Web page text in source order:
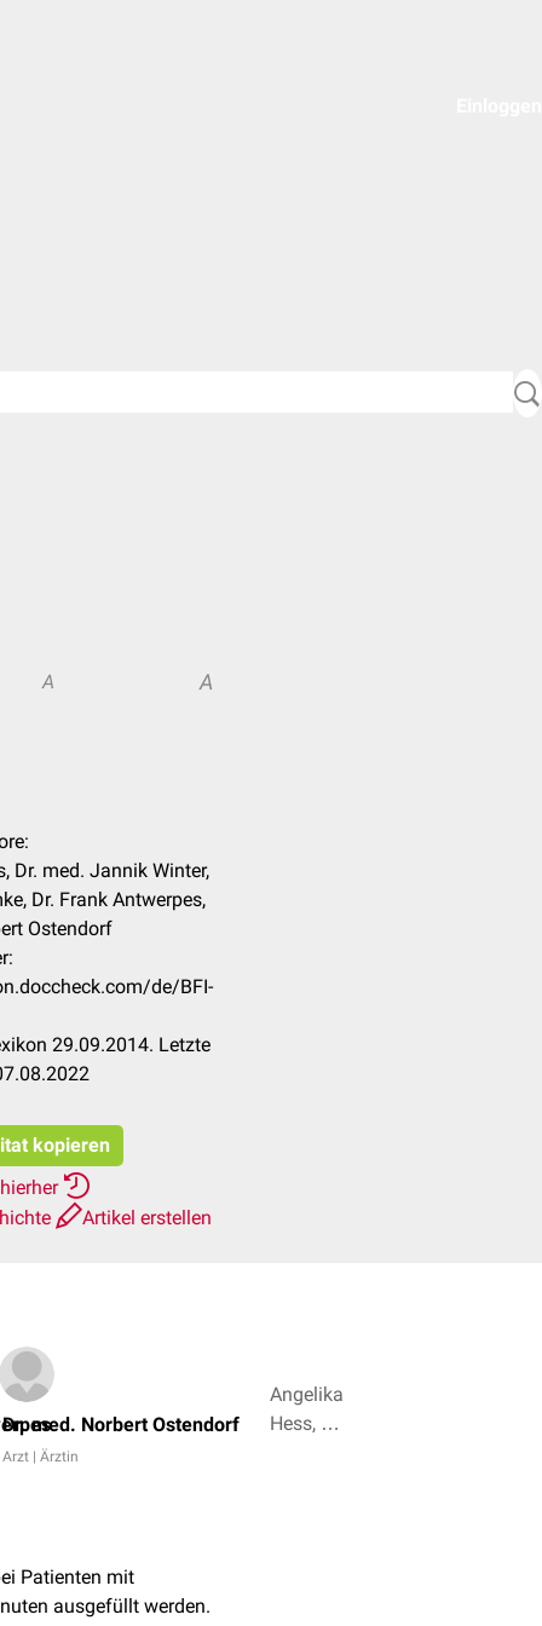
A A
Dr. med. Jannik Winter,
Dr. Frank Antwerpes,
Ostendorf
de/BFI-
29.09.2014. Letzte
kopieren
Artikel erstellen
Dr. med. Norbert Ostendorf
Arzt | Ärztin
Angelika
Hess, Dr.
Patienten mit
ausgefüllt werden.